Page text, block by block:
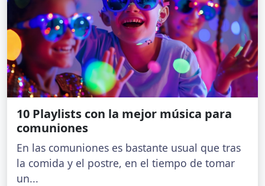
10 Playlists con la mejor música para
comuniones
En las comuniones es bastante usual que tras
la comida y el postre, en el tiempo de tomar
un...